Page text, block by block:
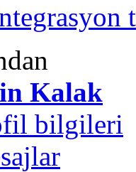
Kalak
bilgileri